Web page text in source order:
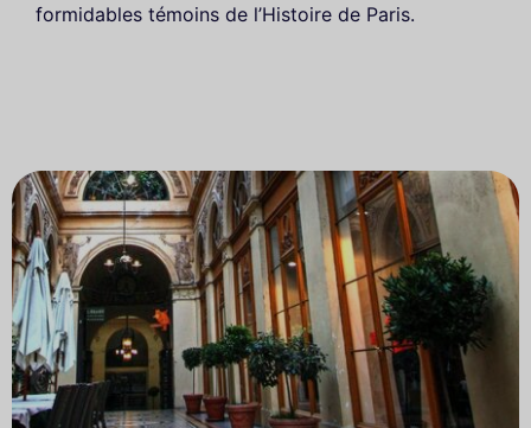
formidables témoins de l’Histoire de Paris.